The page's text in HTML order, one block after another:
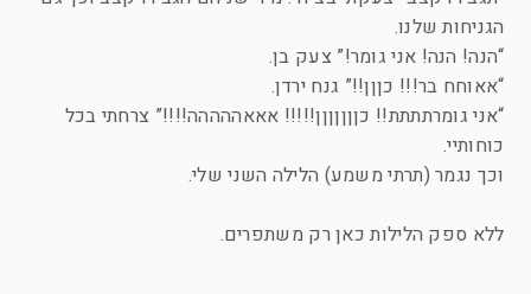
הגניחות שלנו.
“הנה! הנה! אני גומר!” צעק בן.
“אאוחח בר!!! כןןן!!” גנח ירדן.
“אני גומרתתתת!! כןןןןןןן!!!!! אאאההההה!!!!” צרחתי בכל
כוחותיי.
וכך נגמר (תרתי משמע) הלילה השני שלי.
ללא ספק הלילות כאן רק משתפרים.